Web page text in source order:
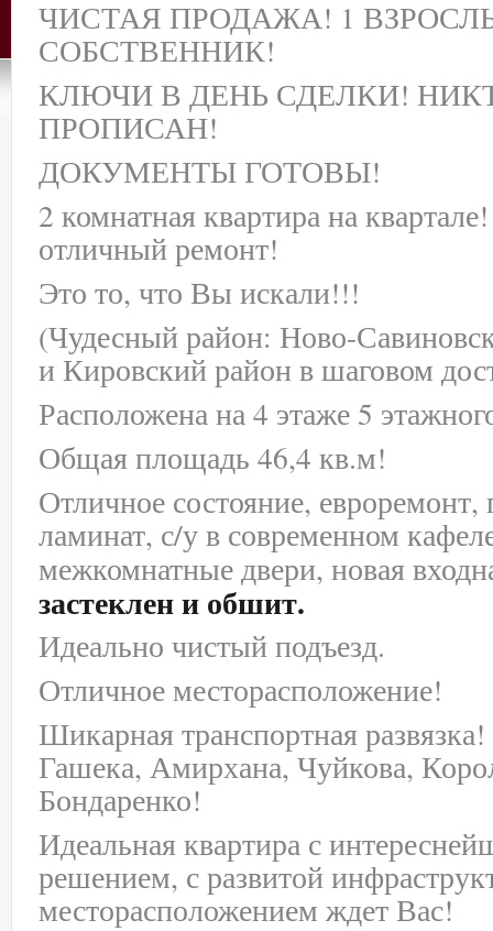
ЧИСТАЯ ПРОДАЖА! 1
СОБСТВЕННИК!
КЛЮЧИ В ДЕНЬ СДЕЛКИ!
ПРОПИСАН!
ДОКУМЕНТЫ ГОТОВЫ!
2 комнатная квартира на
отличный ремонт!
Это то, что Вы искали!!!
(Чудесный район: Ново-
и Кировский район в шаговом
Расположена на 4 этаже 5
Общая площадь 46,4 кв.м!
Отличное состояние, евроремонт,
ламинат, с/у в современном
межкомнатные двери, новая
застеклен и обшит.
Идеально чистый подъезд.
Отличное месторасположение!
Шикарная транспортная
Гашека, Амирхана, Чуйкова,
Бондаренко!
Идеальная квартира с
решением, с развитой
месторасположением ждет Вас!